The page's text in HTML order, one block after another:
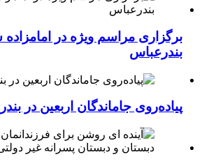
برگزاری مراسم ویژه در
بندرعباس
پیاده‌روی جاماندگان اربعین در